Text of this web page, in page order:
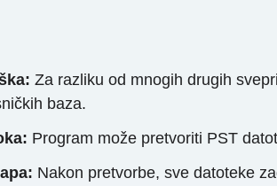
Za razliku od mnogih drugih
baza.
Program može pretvoriti PST
Nakon pretvorbe, sve datoteke